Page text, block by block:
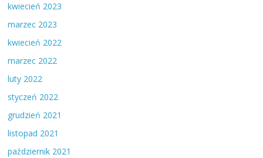
kwiecień 2023
marzec 2023
kwiecień 2022
marzec 2022
luty 2022
styczeń 2022
grudzień 2021
listopad 2021
październik 2021